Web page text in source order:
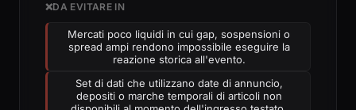
❌DA EVITARE IN
Mercati poco liquidi in cui gap, sospensioni o
spread ampi rendono impossibile eseguire la
reazione storica all'evento.
Set di dati che utilizzano date di annuncio,
depositi o marche temporali di articoli non